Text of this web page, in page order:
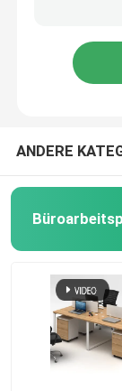
Büro-
Bartisch-
Schalldichte
Ecke im
ANDERE